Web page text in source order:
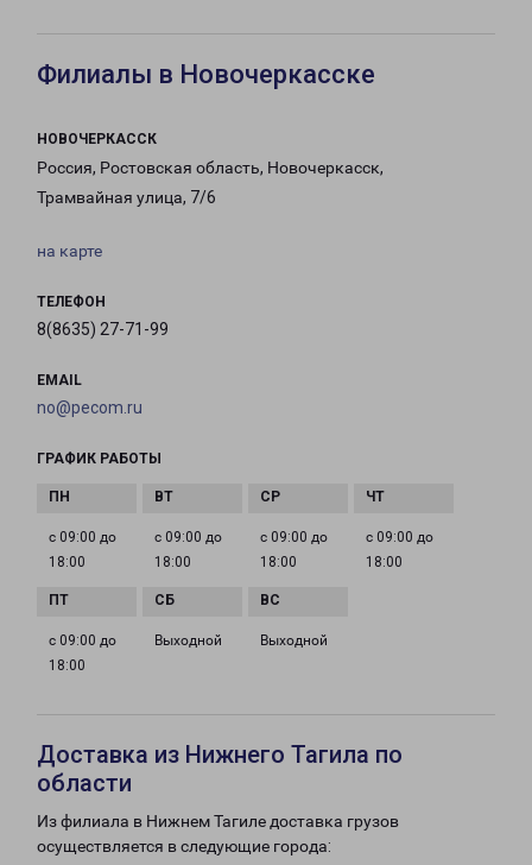
Филиалы в Новочеркасске
НОВОЧЕРКАССК
Россия, Ростовская область, Новочеркасск,
Трамвайная улица, 7/6
на карте
ТЕЛЕФОН
8(8635) 27-71-99
EMAIL
no@pecom.ru
ГРАФИК РАБОТЫ
с 09:00 до
18:00
с 09:00 до
18:00
с 09:00 до
18:00
с 09:00 до
18:00
с 09:00 до
18:00
Выходной Выходной
Доставка из Нижнего Тагила по
области
Из филиала в Нижнем Тагиле доставка грузов
осуществляется в следующие города: